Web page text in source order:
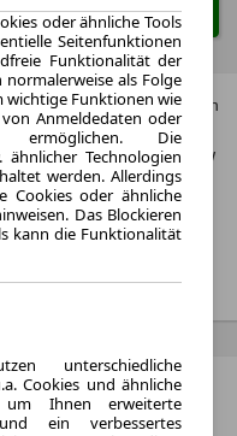
zum offiziellen
spezifischen CO₂-
neuer PKW
Kraftstoffverbrauch,
und den offiziellen
werden, der an allen
Automobil Treuhand
www.dat.de.
oder ähnliche Tools
Seitenfunktionen
Funktionalität der
normalerweise als Folge
Funktionen wie
Anmeldedaten oder
ermöglichen. Die
Technologien
werden. Allerdings
Cookies oder ähnliche
Das Blockieren
kann die Funktionalität
unterschiedliche
Cookies und ähnliche
Ihnen erweiterte
ein verbessertes